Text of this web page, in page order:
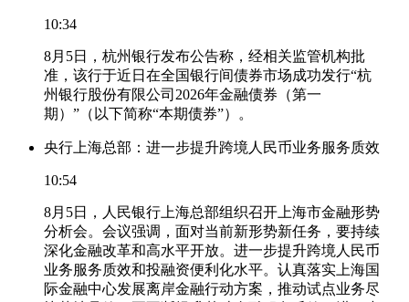
10:34
8月5日，杭州银行发布公告称，经相关监管机构批
准，该行于近日在全国银行间债券市场成功发行“杭
州银行股份有限公司2026年金融债券（第一
期）”（以下简称“本期债券”）。
央行上海总部：进一步提升跨境人民币业务服务质效
10:54
8月5日，人民银行上海总部组织召开上海市金融形势
分析会。会议强调，面对当前新形势新任务，要持续
深化金融改革和高水平开放。进一步提升跨境人民币
业务服务质效和投融资便利化水平。认真落实上海国
际金融中心发展离岸金融行动方案，推动试点业务尽